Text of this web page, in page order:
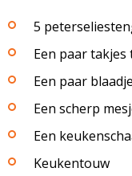
5
Een paar takjes
Een paar
Een scherp
Een
Keukentouw